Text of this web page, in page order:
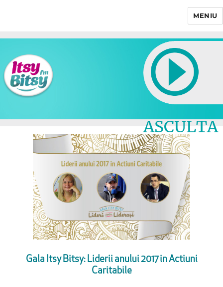
MENIU
ASCULTA
LIVE
Gala Itsy Bitsy: Liderii anului 2017 in Actiuni
Caritabile